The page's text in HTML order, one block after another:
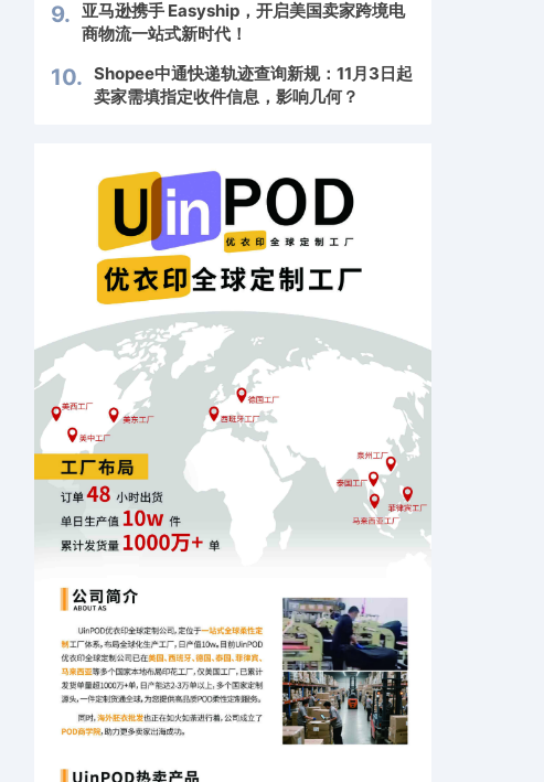
9. 亚马逊携手 Easyship，开启美国卖家跨境电
商物流一站式新时代！
10. Shopee中通快递轨迹查询新规：11月3日起
卖家需填指定收件信息，影响几何？